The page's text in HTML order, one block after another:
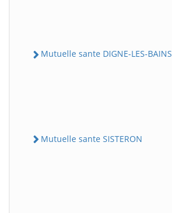
Mutuelle sante DIGNE-LES-BAINS
Mutuelle sante SISTERON